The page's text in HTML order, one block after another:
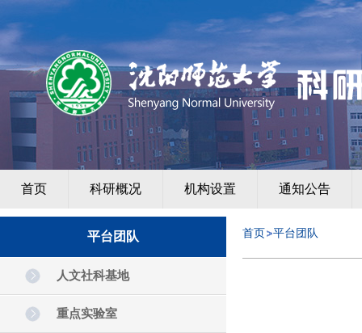
首页 科研概况 机构设置 通知公告
平台团队
人文社科基地
重点实验室
首页 平台团队